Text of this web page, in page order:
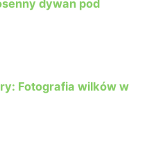
dywan pod
Fotografia wilków w